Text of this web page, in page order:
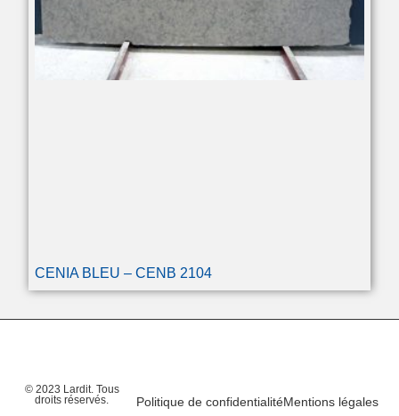
CENIA BLEU – CENB 2104
© 2023 Lardit. Tous
droits réservés.
Politique de confidentialitéMentions légales